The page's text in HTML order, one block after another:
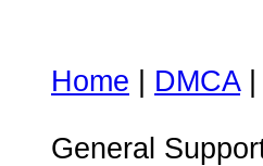
Home DMCA|
General